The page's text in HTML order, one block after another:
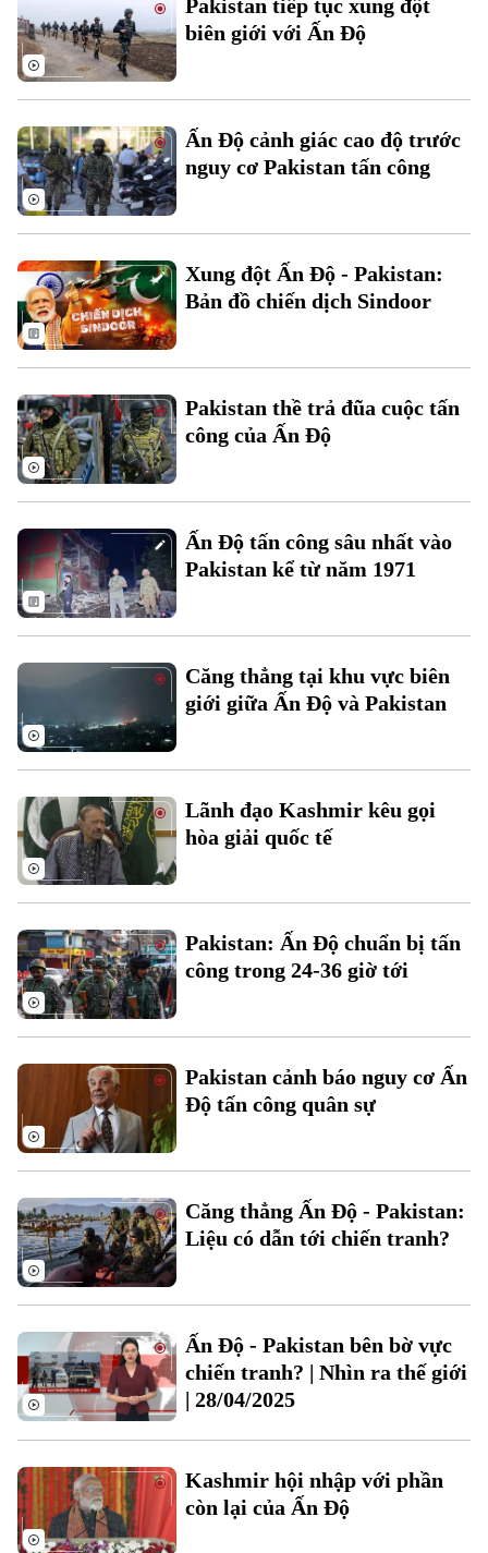
Theo dõi Hà Nội On
Kinh nghiệm
Xe máy
Thị trường
Tuyển sinh
Hướng nghiệp
Tin tức
Di tích
Sức khỏe
Y tế
Dinh dưỡng
Tư vấn sức khỏe
Bóng đá
Quần vợt
Golf
Giải trí
Tin tức
Sao
Điện ảnh
Âm nhạc
Đã phát sóng
Liên hệ đường dây nóng (bấm để gọi)
Tòa soạn
0865.116.699 (hotline)
Tòa soạn
0865.116.699
Pakistan tiếp tục xung đột
biên giới với Ấn Độ
Ấn Độ cảnh giác cao độ trước
nguy cơ Pakistan tấn công
Xung đột Ấn Độ - Pakistan:
Bản đồ chiến dịch Sindoor
Pakistan thề trả đũa cuộc tấn
công của Ấn Độ
Ấn Độ tấn công sâu nhất vào
Pakistan kể từ năm 1971
Căng thẳng tại khu vực biên
giới giữa Ấn Độ và Pakistan
Lãnh đạo Kashmir kêu gọi
hòa giải quốc tế
Pakistan: Ấn Độ chuẩn bị tấn
công trong 24-36 giờ tới
Pakistan cảnh báo nguy cơ Ấn
Độ tấn công quân sự
Căng thẳng Ấn Độ - Pakistan:
Liệu có dẫn tới chiến tranh?
Ấn Độ - Pakistan bên bờ vực
chiến tranh? | Nhìn ra thế giới
| 28/04/2025
Kashmir hội nhập với phần
còn lại của Ấn Độ